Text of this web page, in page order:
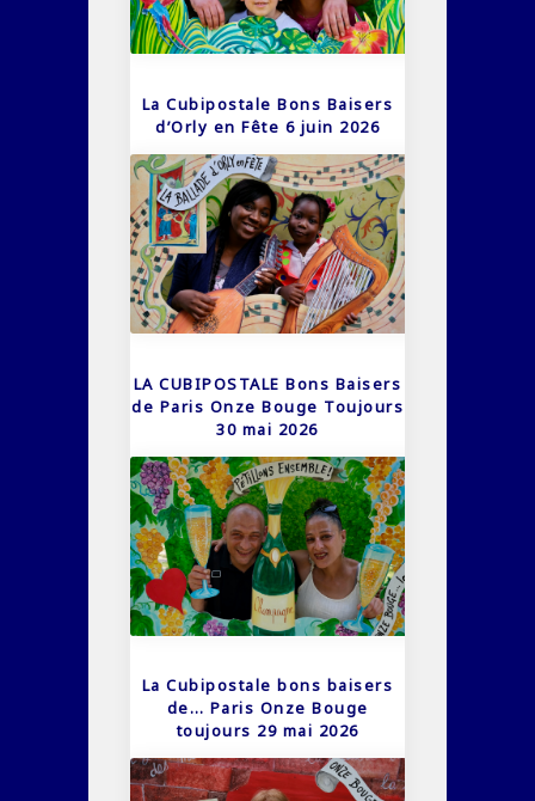
La Cubipostale Bons Baisers
d’Orly en Fête 6 juin 2026
LA CUBIPOSTALE Bons Baisers
de Paris Onze Bouge Toujours
30 mai 2026
La Cubipostale bons baisers
de… Paris Onze Bouge
toujours 29 mai 2026